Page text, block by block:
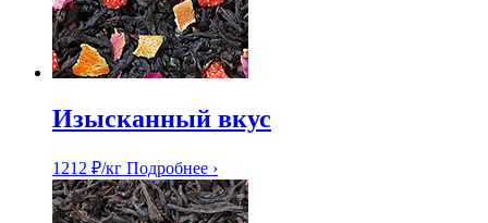
Изысканный вкус
1212 ₽/кг Подробнее ›